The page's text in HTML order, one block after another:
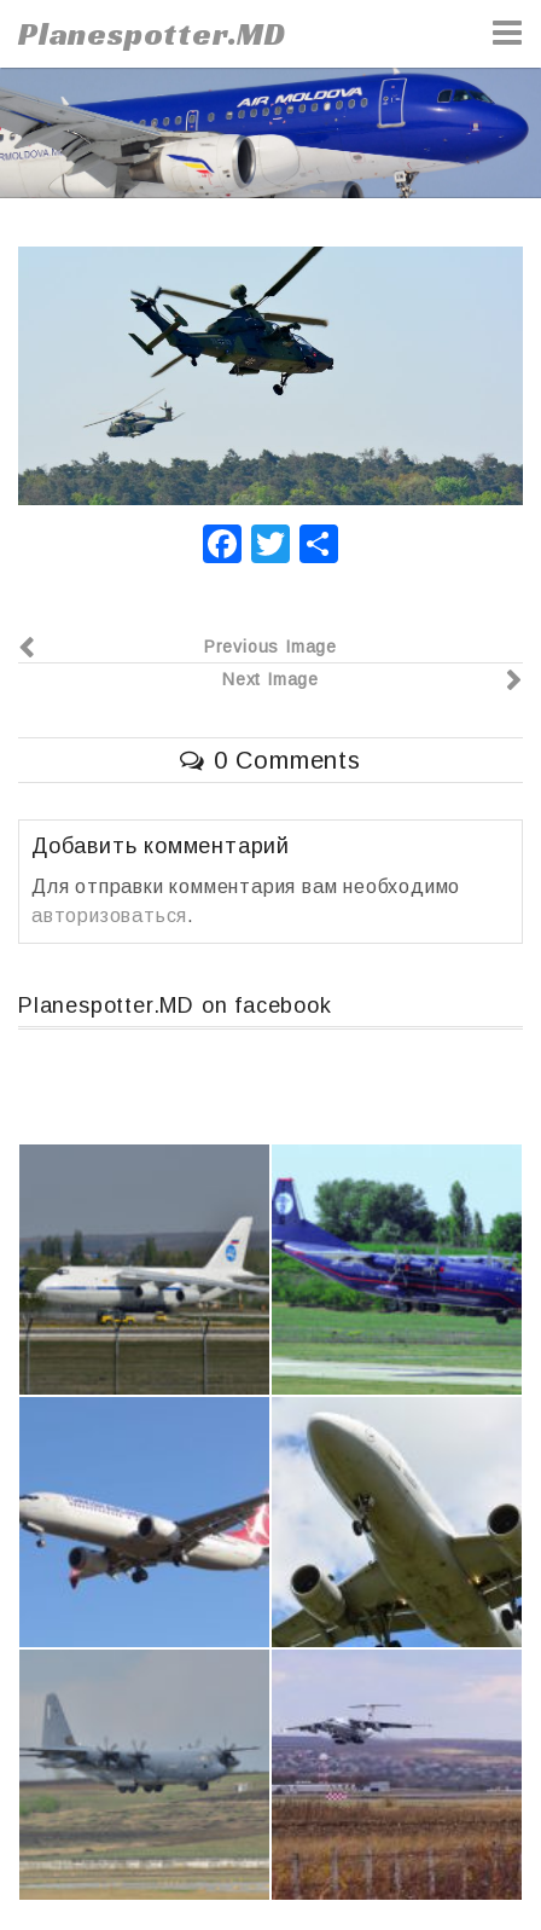
to
content
Planespotter.MD
F
e
b
o
o
k
T
er р
в
и
т
Previous Image
Next Image
0 Comments
Добавить комментарий
Для отправки комментария вам необходимо
авторизоваться.
Planespotter.MD on facebook
An12, UR-CGV
Boeing 737 MAX 8, TC-LCC Airbus A319-114 D-AILN, Lufthansa, Франкфурт-Кишинев, 24/06/18